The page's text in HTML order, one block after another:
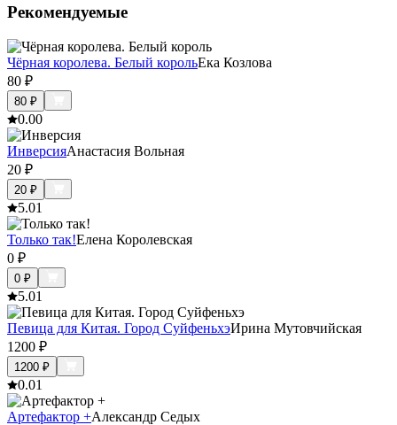
Рекомендуемые
Чёрная королева. Белый корольЕка Козлова
80 ₽
80 ₽
0.00
ИнверсияАнастасия Вольная
20 ₽
20 ₽
5.01
Только так!Елена Королевская
0 ₽
0 ₽
5.01
Певица для Китая. Город СуйфеньхэИрина Мутовчийская
1200 ₽
1200 ₽
0.01
Артефактор +Александр Седых